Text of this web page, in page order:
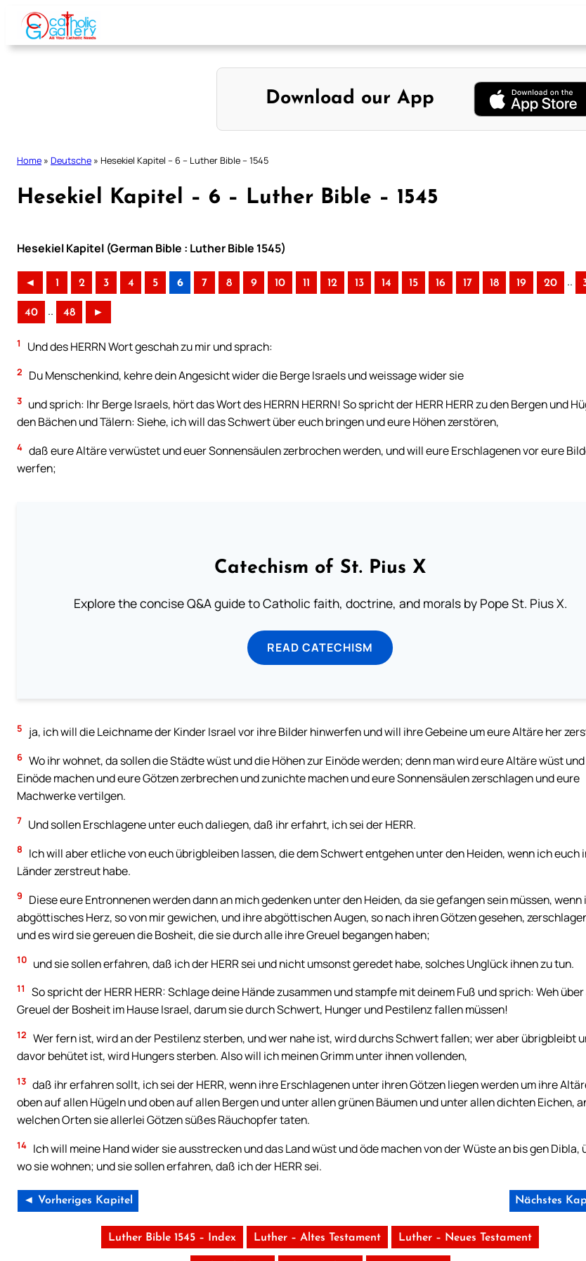
Skip
content
Download our App
Home » Deutsche » Hesekiel Kapitel – 6 – Luther Bible – 1545
Hesekiel Kapitel – 6 – Luther Bible – 1545
Hesekiel Kapitel (German Bible : Luther Bible 1545)
◄ 1 2 3 4 5 6 7 8 9 10 11 12 13 14 15 16 17 18 19 20 ..
40 .. 48 ►
1 Und des HERRN Wort geschah zu mir und sprach:
2 Du Menschenkind, kehre dein Angesicht wider die Berge Israels und weissage wider sie
3 und sprich: Ihr Berge Israels, hört das Wort des HERRN HERRN! So spricht der HERR HERR zu den Bergen und
den Bächen und Tälern: Siehe, ich will das Schwert über euch bringen und eure Höhen zerstören,
4 daß eure Altäre verwüstet und euer Sonnensäulen zerbrochen werden, und will eure Erschlagenen vor eure
werfen;
Catechism of St. Pius X
Explore the concise Q&A guide to Catholic faith, doctrine, and morals by Pope St. Pius X.
READ CATECHISM
5 ja, ich will die Leichname der Kinder Israel vor ihre Bilder hinwerfen und will ihre Gebeine um eure Altäre her
6 Wo ihr wohnet, da sollen die Städte wüst und die Höhen zur Einöde werden; denn man wird eure Altäre wüst
Einöde machen und eure Götzen zerbrechen und zunichte machen und eure Sonnensäulen zerschlagen und eure
Machwerke vertilgen.
7 Und sollen Erschlagene unter euch daliegen, daß ihr erfahrt, ich sei der HERR.
8
Ich will aber etliche von euch übrigbleiben lassen, die dem Schwert entgehen unter den Heiden, wenn ich euch
Länder zerstreut habe.
9
Diese eure Entronnenen werden dann an mich gedenken unter den Heiden, da sie gefangen sein müssen, wenn
abgöttisches Herz, so von mir gewichen, und ihre abgöttischen Augen, so nach ihren Götzen gesehen,
und es wird sie gereuen die Bosheit, die sie durch alle ihre Greuel begangen haben;
10 und sie sollen erfahren, daß ich der HERR sei und nicht umsonst geredet habe, solches Unglück ihnen zu tun.
11
So spricht der HERR HERR: Schlage deine Hände zusammen und stampfe mit deinem Fuß und sprich: Weh
Greuel der Bosheit im Hause Israel, darum sie durch Schwert, Hunger und Pestilenz fallen müssen!
12 Wer fern ist, wird an der Pestilenz sterben, und wer nahe ist, wird durchs Schwert fallen; wer aber übrigbleibt
davor behütet ist, wird Hungers sterben. Also will ich meinen Grimm unter ihnen vollenden,
13 daß ihr erfahren sollt, ich sei der HERR, wenn ihre Erschlagenen unter ihren Götzen liegen werden um ihre
oben auf allen Hügeln und oben auf allen Bergen und unter allen grünen Bäumen und unter allen dichten Eichen,
welchen Orten sie allerlei Götzen süßes Räuchopfer taten.
14 Ich will meine Hand wider sie ausstrecken und das Land wüst und öde machen von der Wüste an bis gen Dibla,
wo sie wohnen; und sie sollen erfahren, daß ich der HERR sei.
◄ Vorheriges Kapitel Nächstes
Luther Bible 1545 – Index Luther – Altes Testament Luther – Neues Testament